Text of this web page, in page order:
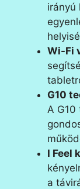
irányú
Wi-Fi
G10
A G10
I Feel
a